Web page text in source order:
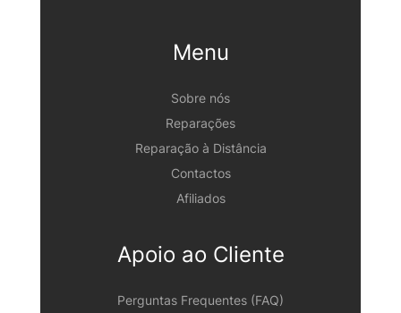
Menu
Sobre nós
Reparações
Reparação à Distância
Contactos
Afiliados
Apoio ao Cliente
Perguntas Frequentes (FAQ)